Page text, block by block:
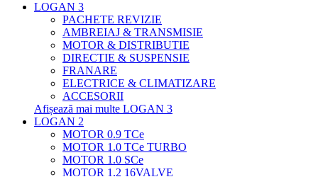
LOGAN 3
PACHETE REVIZIE
AMBREIAJ & TRANSMISIE
MOTOR & DISTRIBUTIE
DIRECTIE & SUSPENSIE
FRANARE
ELECTRICE & CLIMATIZARE
ACCESORII
Afișează mai multe LOGAN 3
LOGAN 2
MOTOR 0.9 TCe
MOTOR 1.0 TCe TURBO
MOTOR 1.0 SCe
MOTOR 1.2 16VALVE